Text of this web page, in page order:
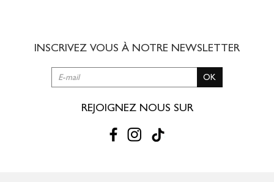
RETOUR SIMPLE SOUS 30 JOURS :
Vous avez changé d'avis ?
Retournez vos achats gratuitement en
livraison/retour disponible dans votre compte client (rubrique "Mes
Gagnez du temps en échangeant votre produit
INSCRIVEZ VOUS À NOTRE NEWSLETTER
OK
REJOIGNEZ NOUS SUR